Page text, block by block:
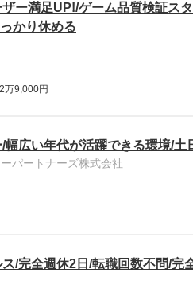
ー満足UP!/ゲーム品質検証ス
かり休める
万9,000円
幅広い年代が活躍できる環境/土
パートナーズ株式会社
/完全週休2日/転職回数不問/完